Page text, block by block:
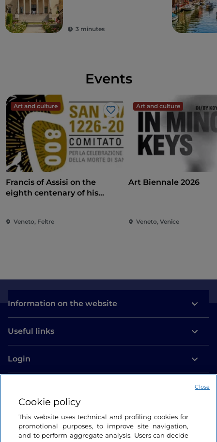
3 minutes
Events
Art and culture
Like
Francis of Assisi on the
eighth centenary of his
Veneto, Feltre
Art and culture
Art Biennale 2026
Veneto, Venice
Information on the website
Useful links
Login
Cookie policy
This website uses technical and profiling cookies for
promotional purposes, to improve site navigation,
and to perform aggregate analysis. Users can decide
Close